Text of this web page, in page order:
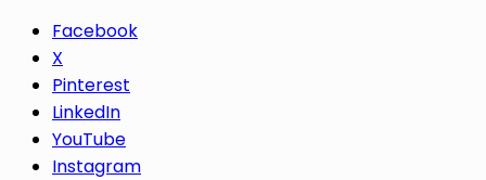
Facebook
X
Pinterest
LinkedIn
YouTube
Instagram